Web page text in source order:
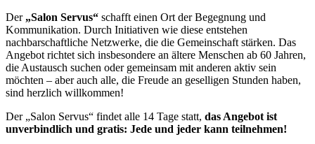
Der „Salon Servus“ schafft einen Ort der Begegnung und
Kommunikation. Durch Initiativen wie diese entstehen
nachbarschaftliche Netzwerke, die die Gemeinschaft stärken. Das
Angebot richtet sich insbesondere an ältere Menschen ab 60 Jahren,
die Austausch suchen oder gemeinsam mit anderen aktiv sein
möchten – aber auch alle, die Freude an geselligen Stunden haben,
sind herzlich willkommen!
Der „Salon Servus“ findet alle 14 Tage statt, das Angebot ist
unverbindlich und gratis: Jede und jeder kann teilnehmen!